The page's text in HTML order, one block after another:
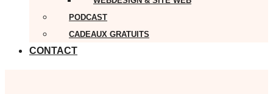
PODCAST
CADEAUX GRATUITS
CONTACT